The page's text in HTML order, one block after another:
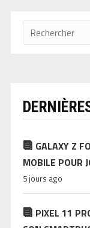
GALAXY Z
MOBILE POUR
5 jours ago
PIXEL 11